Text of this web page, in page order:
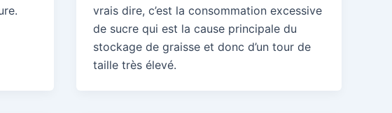
vrais dire, c’est la consommation excessive
de sucre qui est la cause principale du
stockage de graisse et donc d’un tour de
taille très élevé.